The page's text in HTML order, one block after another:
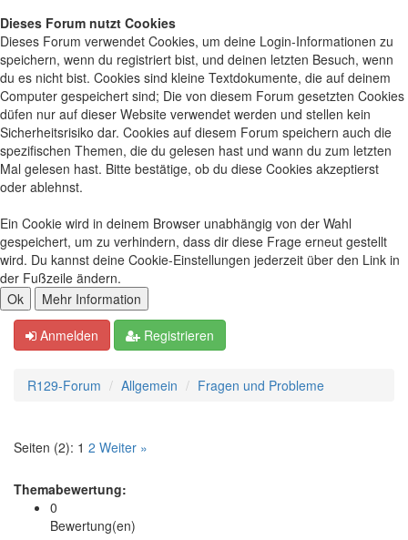
Dieses Forum nutzt Cookies
Dieses Forum verwendet Cookies, um deine Login-Informationen zu
speichern, wenn du registriert bist, und deinen letzten Besuch, wenn
du es nicht bist. Cookies sind kleine Textdokumente, die auf deinem
Computer gespeichert sind; Die von diesem Forum gesetzten Cookies
düfen nur auf dieser Website verwendet werden und stellen kein
Sicherheitsrisiko dar. Cookies auf diesem Forum speichern auch die
spezifischen Themen, die du gelesen hast und wann du zum letzten
Mal gelesen hast. Bitte bestätige, ob du diese Cookies akzeptierst
oder ablehnst.
Ein Cookie wird in deinem Browser unabhängig von der Wahl
gespeichert, um zu verhindern, dass dir diese Frage erneut gestellt
wird. Du kannst deine Cookie-Einstellungen jederzeit über den Link in
der Fußzeile ändern.
Anmelden Registrieren
R129-Forum Allgemein Fragen und Probleme
Seiten (2): 1 2 Weiter »
Themabewertung:
0
Bewertung(en)